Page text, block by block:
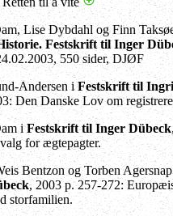
Lise Dybdahl og Finn
Festskrift til Inger
550 sider, DJØF
Andersen iFestskrift til
Den Danske Lov om
iFestskrift til Inger Dübeck
for ægtepagter.
Bentzon og Torben
, 2003 p. 257-272:
storfamilien.